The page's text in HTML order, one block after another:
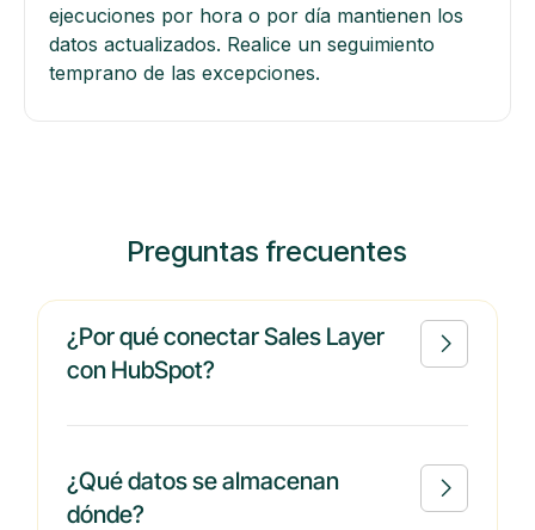
ejecuciones por hora o por día mantienen los
datos actualizados. Realice un seguimiento
temprano de las excepciones.
Preguntas frecuentes
¿Por qué conectar Sales Layer
con HubSpot?

¿Qué datos se almacenan
dónde?
